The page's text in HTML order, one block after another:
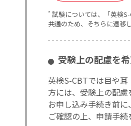
* 試験については、「英検
共通のため、そちらに遷移し
受験上の配慮を
英検S-CBTでは目や
方には、受験上の配慮
お申し込み手続き前
ご確認の上、申請手続